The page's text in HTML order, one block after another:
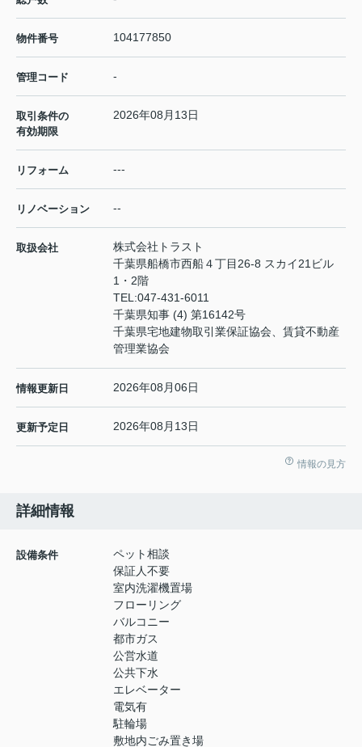
物件番号 104177850
管理コード -
取引条件の
有効期限
2026年08月13日
リフォーム ---
リノベーション --
取扱会社
株式会社トラスト
千葉県船橋市西船４丁目26-8 スカイ21ビル
1・2階
TEL:047-431-6011
千葉県知事 (4) 第16142号
千葉県宅地建物取引業保証協会、賃貸不動産
管理業協会
情報更新日 2026年08月06日
更新予定日 2026年08月13日
情報の見方
詳細情報
設備条件
ペット相談
保証人不要
室内洗濯機置場
フローリング
バルコニー
都市ガス
公営水道
公共下水
エレベーター
電気有
駐輪場
敷地内ごみ置き場